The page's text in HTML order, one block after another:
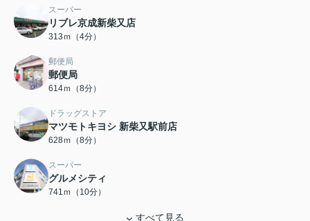
スーパー
リブレ京成新柴又店
313ｍ（4分）
郵便局
郵便局
614ｍ（8分）
ドラッグストア
マツモトキヨシ 新柴又駅前店
628ｍ（8分）
スーパー
グルメシティ
741ｍ（10分）
すべて見る